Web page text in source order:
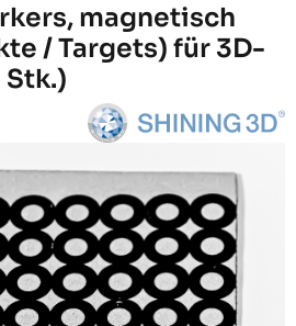
magnetisch
/ Targets) für 3D-